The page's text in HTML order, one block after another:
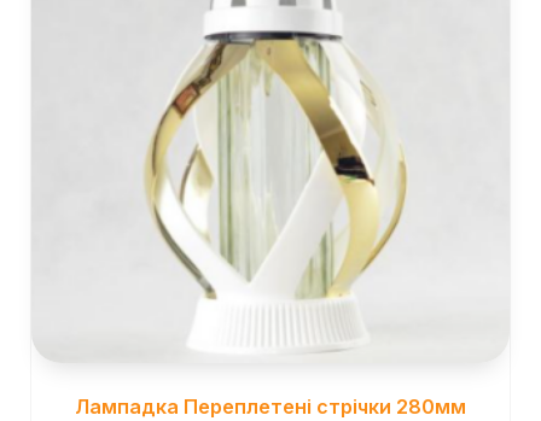
Лампадка Переплетені стрічки 280мм